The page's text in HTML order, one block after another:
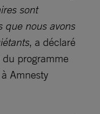
sont
que nous avons
, a déclaré
programme
Amnesty